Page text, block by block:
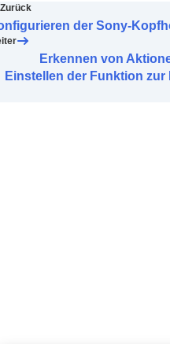
Zurück
der Sony-
Erkennen von
Einstellen der Funktion